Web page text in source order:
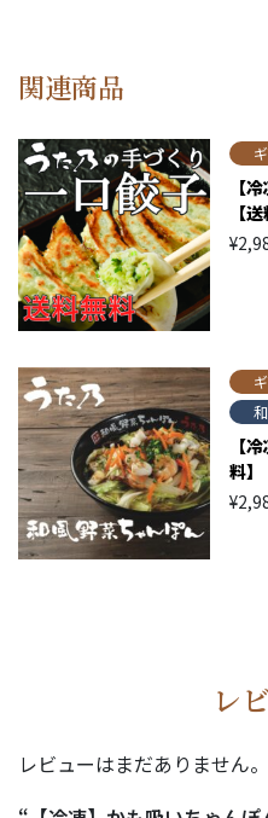
関連商品
【
【
¥
【
料】
¥
レ
レビューはまだありません。